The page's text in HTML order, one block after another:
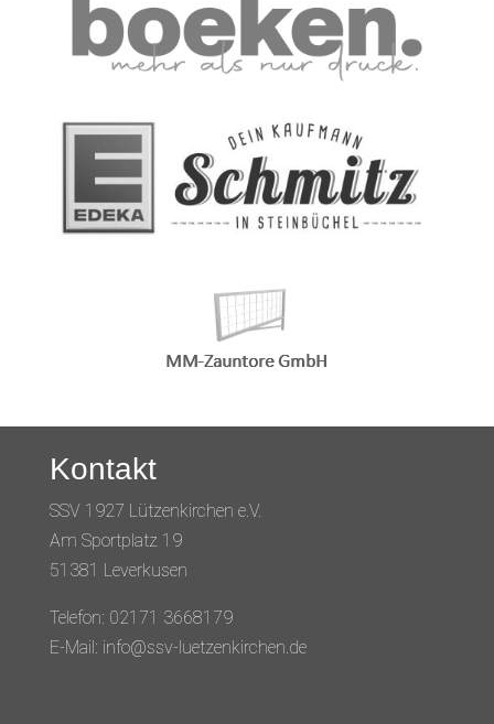
Kontakt
SSV 1927 Lützenkirchen e.V.
Am Sportplatz 19
51381 Leverkusen
Telefon: 02171 3668179
E-Mail: info@ssv-luetzenkirchen.de